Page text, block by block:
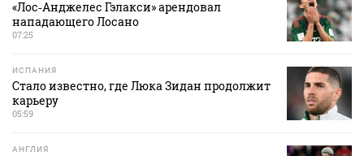
«Лос‑Анджелес Гэлакси» арендовал
нападающего Лосано
07:25
ИСПАНИЯ
Стало известно, где Люка Зидан продолжит
карьеру
05:59
АНГЛИЯ